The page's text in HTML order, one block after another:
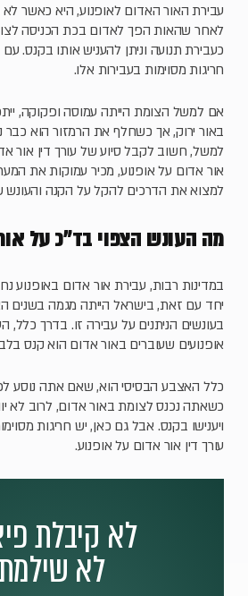
עבירת האור האדום לאופנוע, היא כאשר לא
לאחר שהאות הפך לאדום בכת הכניסה
כעבירת תנועה וניתן להעניש אותו בקנס.
חריגות מסוימות בעבירות אלו.
אם למשל הצומת הייתה עמוסה ופקוקה,
באור ירוק, אך כשחלף את הרמזור הוא
למשל, חשוב לקבל סיוע של עורך דין אור
אור אדום על אופנוע, מכיר עמוקות את
למצוא את הדרכים להקל על הקנה והעונש
מה העונש הצפוי בד"כ על
במדינות רבות, עבירת אור אדום באופנוע
יחד עם זאת, בישראל הייתה מגמה בשנים
בעונשים הניתנים על עבירה זו. בדרך כלל,
אופנועים שעוברים באור אדום הוא קנס
כשאתה נכנס לצומת באור אדום, לרוב לא
ויענישו בקנס. אבל גם כאן, יש חריגות
עורך דין אור אדום על אופנוע.
לא קיבלת
לא